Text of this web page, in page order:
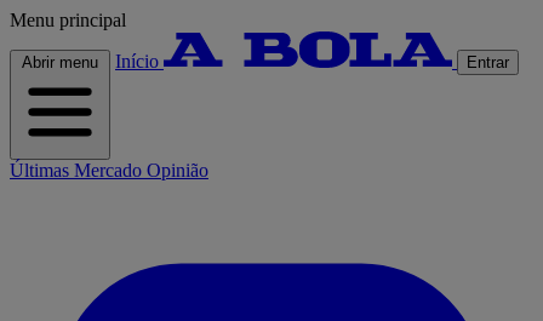
Menu principal
Abrir menu Início Entrar
Últimas Mercado Opinião